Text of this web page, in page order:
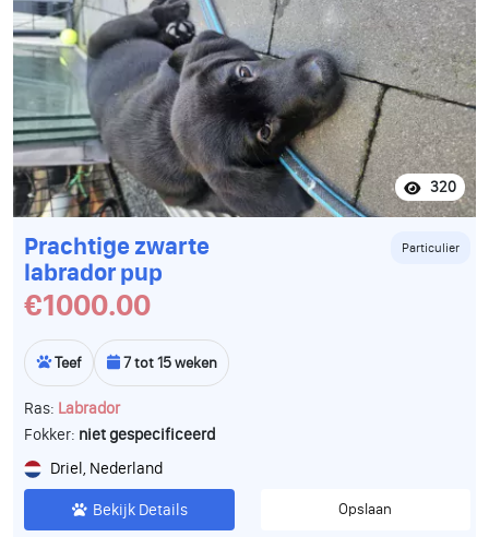
320
Prachtige zwarte
labrador pup
Particulier
€1000.00
Teef 7 tot 15 weken
Ras: Labrador
Fokker: niet gespecificeerd
Driel, Nederland
Bekijk Details Opslaan